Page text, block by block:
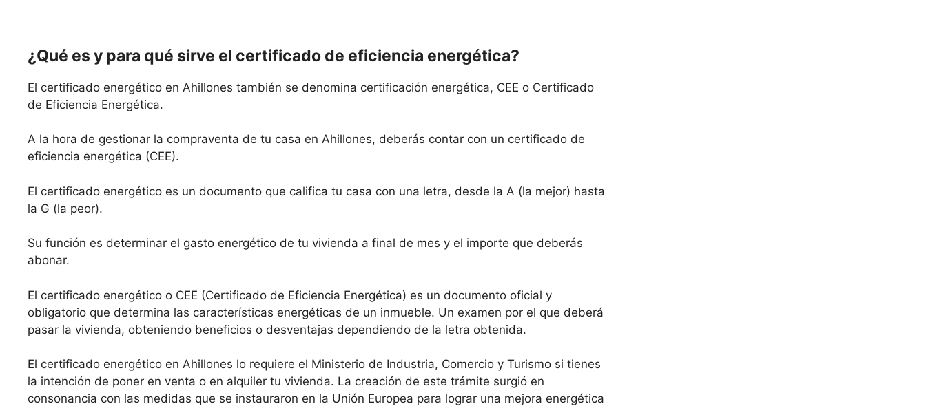
¿Qué es y para qué sirve el certificado de eficiencia energética?
El certificado energético en Ahillones también se denomina certificación energética, CEE o Certificado
de Eficiencia Energética.
A la hora de gestionar la compraventa de tu casa en Ahillones, deberás contar con un certificado de
eficiencia energética (CEE).
El certificado energético es un documento que califica tu casa con una letra, desde la A (la mejor) hasta
la G (la peor).
Su función es determinar el gasto energético de tu vivienda a final de mes y el importe que deberás
abonar.
El certificado energético o CEE (Certificado de Eficiencia Energética) es un documento oficial y
obligatorio que determina las características energéticas de un inmueble. Un examen por el que deberá
pasar la vivienda, obteniendo beneficios o desventajas dependiendo de la letra obtenida.
El certificado energético en Ahillones lo requiere el Ministerio de Industria, Comercio y Turismo si tienes
la intención de poner en venta o en alquiler tu vivienda. La creación de este trámite surgió en
consonancia con las medidas que se instauraron en la Unión Europea para lograr una mejora energética